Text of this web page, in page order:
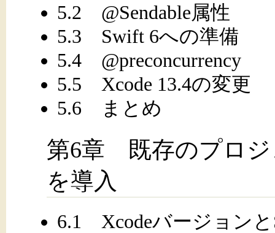
5.2 @Sendable属性
5.3 Swift 6への準備
5.4 @preconcurrency
5.5 Xcode 13.4の変更
5.6 まとめ
第6章 既存のプロジ
を導入
6.1 Xcodeバージョンと